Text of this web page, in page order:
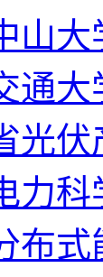
山
通
光伏
力科
布式